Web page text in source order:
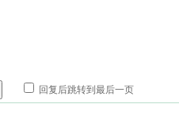
回复后跳转到最后一页